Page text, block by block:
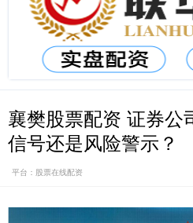
襄樊股票配资 证券公
信号还是风险警示？
平台：股票在线配资